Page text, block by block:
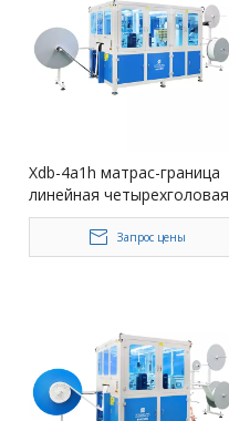
Xdb-4a1h матрас-граница
линейная четырехголовая
точечная машина
Запрос цены